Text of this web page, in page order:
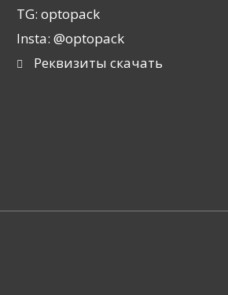
TG: optopack
Insta: @optopack
Реквизиты скачать